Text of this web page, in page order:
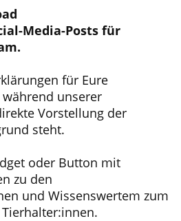
Media-Posts für
für Eure
unserer
Vorstellung der
steht.
oder Button mit
zu den
und Wissenswertem zum